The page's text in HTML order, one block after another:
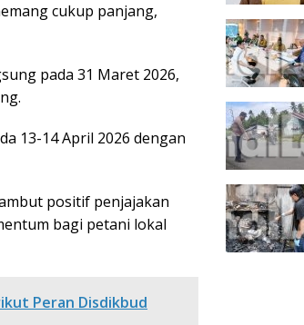
cukup panjang,
pada 31 Maret 2026,
13-14 April 2026 dengan
positif penjajakan
bagi petani lokal
Peran Disdikbud